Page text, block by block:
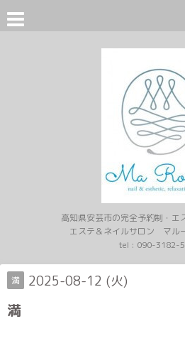
高知県安芸市の完全予約制・エ
エステ＆ネイルサロン マル
tel : 090-3182-
満 2025-08-12 (火)
満